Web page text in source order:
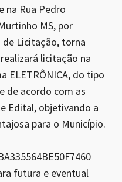
na Rua Pedro
MS, por
Licitação, torna
licitação na
ELETRÔNICA, do tipo
de acordo com as
Edital, objetivando a
para o Município.
futura e eventual